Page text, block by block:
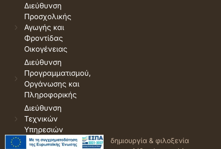
Διεύθυνση
Προσχολικής
Αγωγής και
Φροντίδας
Οικογένειας
Διεύθυνση
Προγραμματισμού,
Οργάνωσης και
Πληροφορικής
Διεύθυνση
Τεχνικών
Υπηρεσιών
© 2026 Δήμος Δράμας. Όροι
δημιουργία & φιλοξενία